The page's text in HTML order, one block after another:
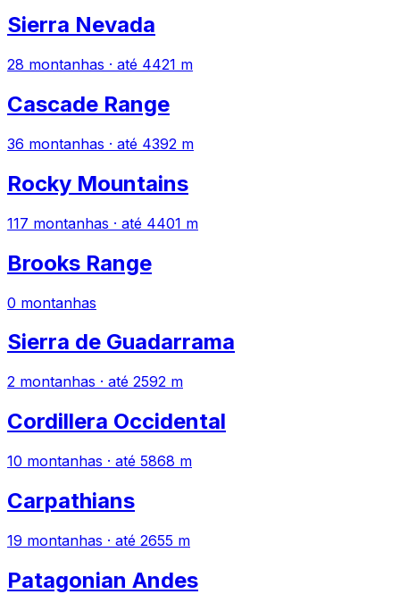
Sierra Nevada
28 montanhas · até 4421 m
Cascade Range
36 montanhas · até 4392 m
Rocky Mountains
117 montanhas · até 4401 m
Brooks Range
0 montanhas
Sierra de Guadarrama
2 montanhas · até 2592 m
Cordillera Occidental
10 montanhas · até 5868 m
Carpathians
19 montanhas · até 2655 m
Patagonian Andes